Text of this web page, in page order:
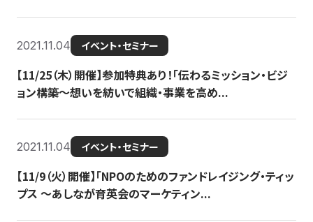
2021.11.04 イベント・セミナー
【11/25（木）開催】参加特典あり！「伝わるミッション・ビジ
ョン構築〜想いを紡いで組織・事業を高め...
2021.11.04 イベント・セミナー
【11/9（火）開催】「NPOのためのファンドレイジング・ティッ
プス 〜あしなが育英会のマーケティン...